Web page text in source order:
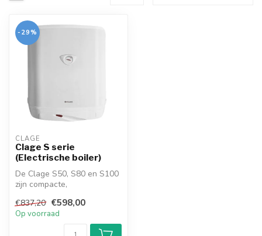
-29%
CLAGE
Clage S serie
(Electrische boiler)
De Clage S50, S80 en S100
zijn compacte,
boilers met ...
€837,20 €598,00
Op voorraad